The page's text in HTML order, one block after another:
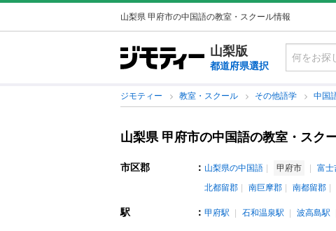
山梨県 甲府市の中国語の教室・スクール情報
山梨版
都道府県選択
ジモティー 教室・スクール その他語学 中国
山梨県 甲府市の中国語の教室・スク
市区郡 ： 山梨県の中国語 甲府市 富士
北都留郡
南巨摩郡 南都留郡
駅 ： 甲府駅 石和温泉駅 波高島駅